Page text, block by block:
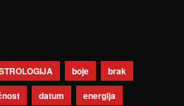
boje
brak
datum
energija